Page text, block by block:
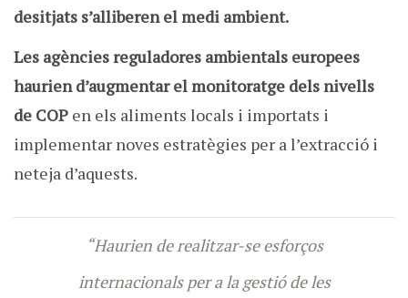
desitjats s’alliberen el medi ambient.
Les agències reguladores ambientals europees
haurien d’augmentar el monitoratge dels nivells
de COP en els aliments locals i importats i
implementar noves estratègies per a l’extracció i
neteja d’aquests.
“Haurien de realitzar-se esforços
internacionals per a la gestió de les